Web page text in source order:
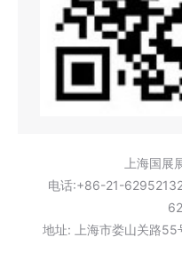
上海国展
电话:+86-21-
地址: 上海市娄山关路